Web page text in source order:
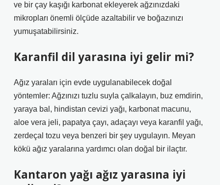
ve bir çay kaşığı karbonat ekleyerek ağzınızdaki
mikropları önemli ölçüde azaltabilir ve boğazınızı
yumuşatabilirsiniz.
Karanfil dil yarasına iyi gelir mi?
Ağız yaraları için evde uygulanabilecek doğal
yöntemler: Ağzınızı tuzlu suyla çalkalayın, buz emdirin,
yaraya bal, hindistan cevizi yağı, karbonat macunu,
aloe vera jeli, papatya çayı, adaçayı veya karanfil yağı,
zerdeçal tozu veya benzeri bir şey uygulayın. Meyan
kökü ağız yaralarına yardımcı olan doğal bir ilaçtır.
Kantaron yağı ağız yarasına iyi